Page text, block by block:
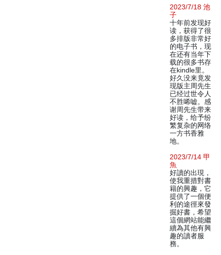
2023/7/18 池
子
十年前发现好
读，获得了很
多排版非常好
的电子书，现
在还有当年下
载的很多书存
在kindle里。
好久没来竟发
现版主周先生
已经过世令人
不胜唏嘘。感
谢周先生带来
好读，给予纷
繁复杂的网络
一方书香雅
地。
2023/7/14 甲
魚
好讀的出現，
使我重措對書
籍的興趣，它
提供了一個便
利的途徑來發
掘好書，希望
這個網站能繼
續為其他有興
趣的讀者服
務。